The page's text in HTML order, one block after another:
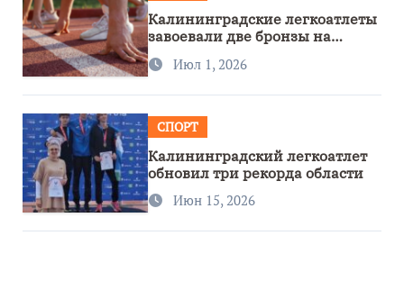
Калининградские легкоатлеты
завоевали две бронзы на
первенстве России
Июл 1, 2026
СПОРТ
Калининградский легкоатлет
обновил три рекорда области
Июн 15, 2026